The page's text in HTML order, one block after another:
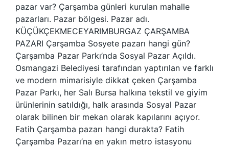
pazar var? Çarşamba günleri kurulan mahalle
pazarları. Pazar bölgesi. Pazar adı.
KÜÇÜKÇEKMECEYARIMBURGAZ ÇARŞAMBA
PAZARI Çarşamba Sosyete pazarı hangi gün?
Çarşamba Pazar Parkı’nda Sosyal Pazar Açıldı.
Osmangazi Belediyesi tarafından yaptırılan ve farklı
ve modern mimarisiyle dikkat çeken Çarşamba
Pazar Parkı, her Salı Bursa halkına tekstil ve giyim
ürünlerinin satıldığı, halk arasında Sosyal Pazar
olarak bilinen bir mekan olarak kapılarını açıyor.
Fatih Çarşamba pazarı hangi durakta? Fatih
Çarşamba Pazarı’na en yakın metro istasyonu